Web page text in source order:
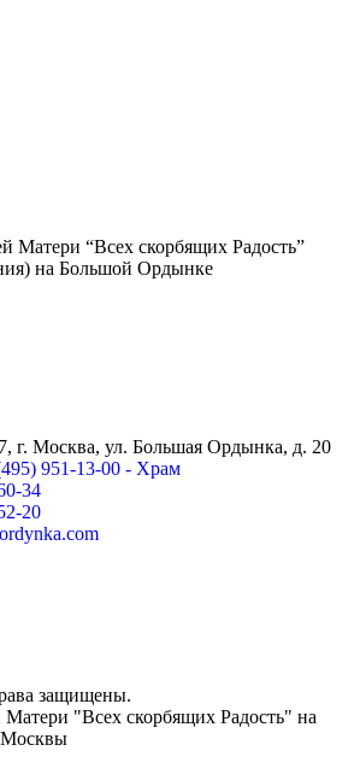
Матери “Всех скорбящих Радость”
на Большой Ордынке
г. Москва, ул. Большая Ордынка, д. 20
951-13-00 - Храм
34
20
защищены.
"Всех скорбящих Радость" на